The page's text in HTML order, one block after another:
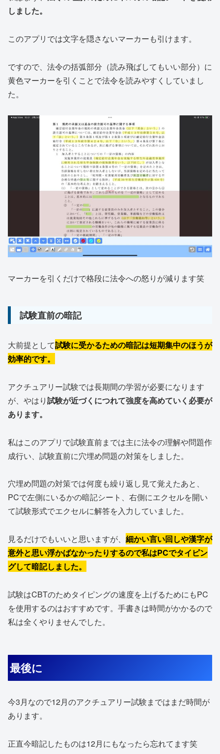
しました。
このアプリでは文字を隠さないマーカーも引けます。
ですので、法令の括弧部分（読み飛ばしてもいい部分）に
黄色マーカーを引くことで法令を読みやすくしていまし
た。
マーカーを引くだけで格段に法令への怒りが減ります笑
試験直前の暗記
大前提として試験に受かるための暗記は短期集中のほうが
効率的です。
アクチュアリー試験では長期間の学習が必要になります
が、やはり試験が近づくにつれて強度を高めていく必要が
あります。
私はこのアプリで試験直前までは主に法令の理解や問題作
成行い、試験直前に穴埋め問題の対策をしました。
穴埋め問題の対策では何度も繰り返し見て覚えたあと、
PCで左側にいるかの暗記シート、右側にエクセルを開い
て試験形式でエクセルに解答を入力していました。
見るだけでもいいと思いますが、 細かい言い回しや漢字が
意外と思い浮かばなかったりするので私はPCでタイピン
グして暗記しました。
試験はCBTのためタイピングの速度を上げるためにもPC
を使用するのはおすすめです。手書きは時間がかかるので
私は全くやりませんでした。
最後に
今3月なので12月のアクチュアリー試験まではまだ時間が
あります。
正直今暗記したものは12月にもなったら忘れてます笑